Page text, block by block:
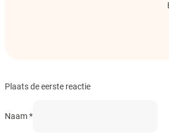
Plaats de eerste reactie
Naam *